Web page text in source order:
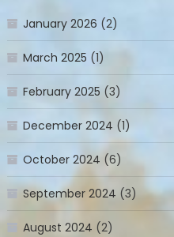
January 2026 (2)
March 2025 (1)
February 2025 (3)
December 2024 (1)
October 2024 (6)
September 2024 (3)
August 2024 (2)